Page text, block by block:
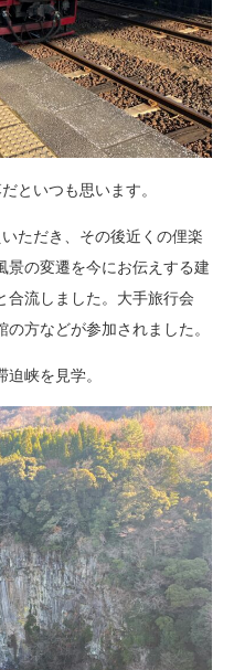
といつも思います。
ただき、その後近くの俚楽
景の変遷を今にお伝えする建
合流しました。大手旅行会
方などが参加されました。
峡を見学。